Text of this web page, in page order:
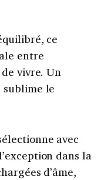
ce
entre
vivre. Un
le
avec
dans la
d’âme,